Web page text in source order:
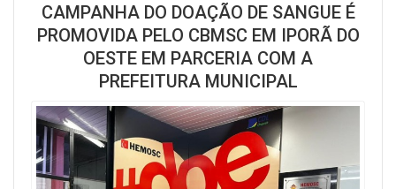
CAMPANHA DO DOAÇÃO DE SANGUE É
PROMOVIDA PELO CBMSC EM IPORÃ DO
OESTE EM PARCERIA COM A
PREFEITURA MUNICIPAL